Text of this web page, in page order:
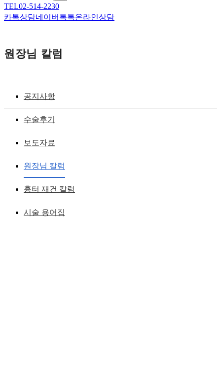
TEL02-514-2230
카톡상담네이버톡톡온라인상담
원장님 칼럼
공지사항
수술후기
보도자료
원장님 칼럼
흉터 재건 칼럼
시술 용어집
남자무쌍 매력적인 인상으로
황성호 원장 작성일